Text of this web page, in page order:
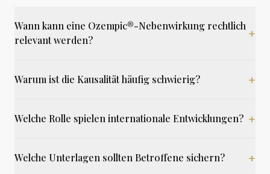
Wann kann eine Ozempic®-Nebenwirkung rechtlich
relevant werden?
+
Warum ist die Kausalität häufig schwierig? +
Welche Rolle spielen internationale Entwicklungen? +
Welche Unterlagen sollten Betroffene sichern? +